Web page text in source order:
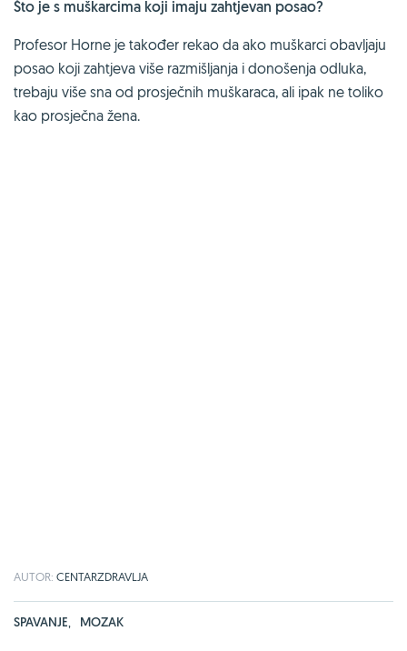
Što je s muškarcima koji imaju zahtjevan posao?
Profesor Horne je također rekao da ako muškarci obavljaju
posao koji zahtjeva više razmišljanja i donošenja odluka,
trebaju više sna od prosječnih muškaraca, ali ipak ne toliko
kao prosječna žena.
AUTOR: CENTARZDRAVLJA
SPAVANJE, MOZAK